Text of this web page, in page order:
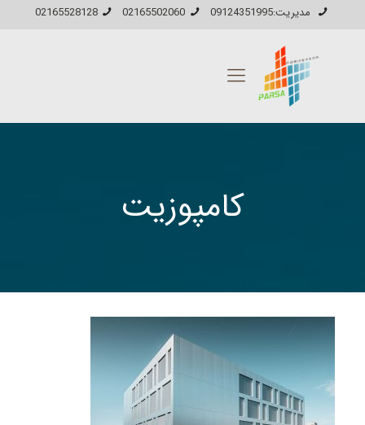
مدیریت:09124351995 02165502060
02165528128
کامپوزیت